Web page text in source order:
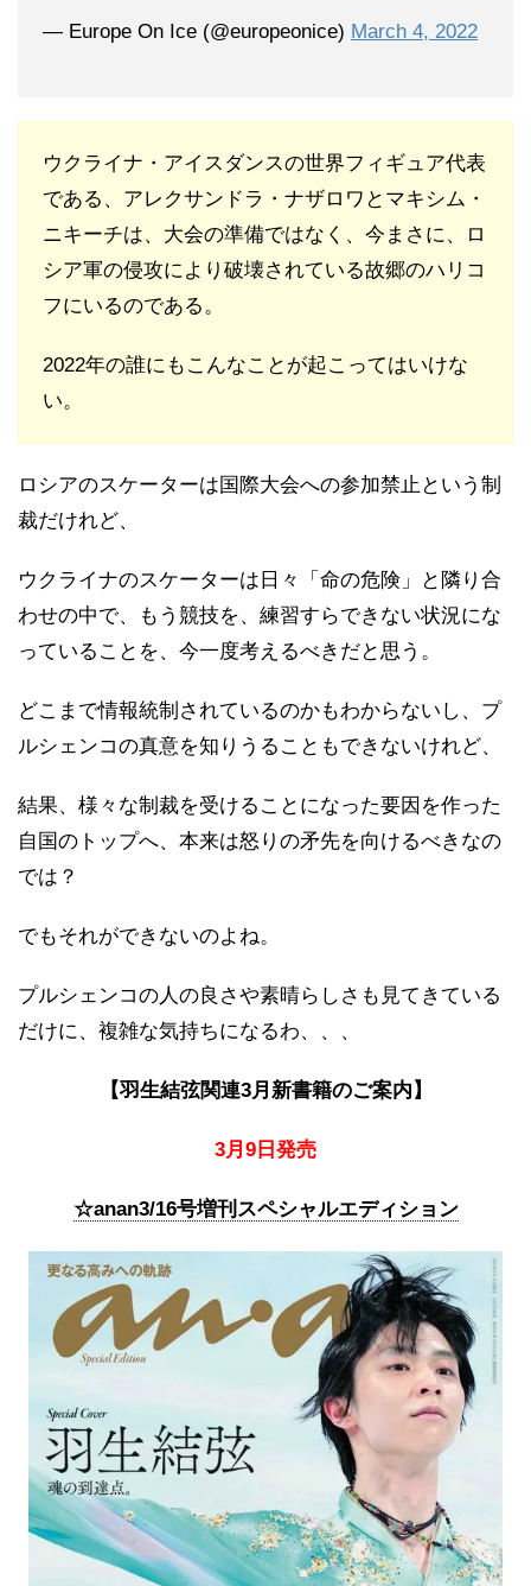
— Europe On Ice (@europeonice) March 4, 2022
ウクライナ・アイスダンスの世界フィギュア代表
である、アレクサンドラ・ナザロワとマキシム・
ニキーチは、大会の準備ではなく、今まさに、ロ
シア軍の侵攻により破壊されている故郷のハリコ
フにいるのである。
2022年の誰にもこんなことが起こってはいけな
い。
ロシアのスケーターは国際大会への参加禁止という制
裁だけれど、
ウクライナのスケーターは日々「命の危険」と隣り合
わせの中で、もう競技を、練習すらできない状況にな
っていることを、今一度考えるべきだと思う。
どこまで情報統制されているのかもわからないし、プ
ルシェンコの真意を知りうることもできないけれど、
結果、様々な制裁を受けることになった要因を作った
自国のトップへ、本来は怒りの矛先を向けるべきなの
では？
でもそれができないのよね。
プルシェンコの人の良さや素晴らしさも見てきている
だけに、複雑な気持ちになるわ、、、
【羽生結弦関連3月新書籍のご案内】
3月9日発売
☆anan3/16号増刊スペシャルエディション